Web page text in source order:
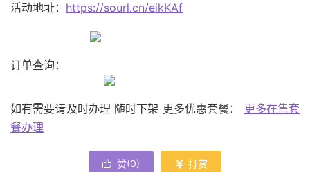
活动地址： https://sourl.cn/eikKAf
订单查询：
如有需要请及时办理 随时下架 更多优惠套餐： 更多在售套
餐办理
 赞(0)  打赏